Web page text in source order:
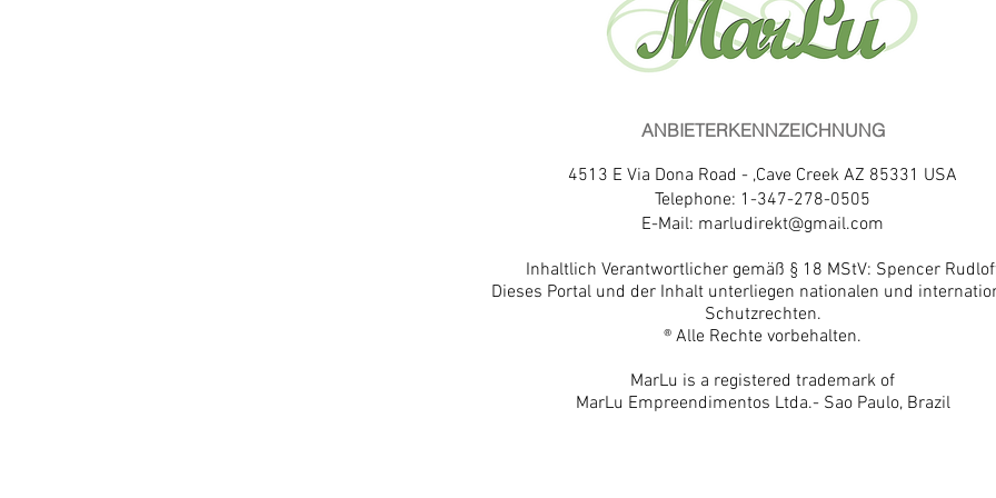
ANBIETERKENNZEICHNUNG
4513 E Via Dona Road - ,Cave Creek AZ 85331 USA
Telephone: 1-347-278-0505
E-Mail: marludirekt@gmail.com
Inhaltlich Verantwortlicher gemäß § 18 MStV: Spencer
Dieses Portal und der Inhalt unterliegen nationalen und
Schutzrechten.
® Alle Rechte vorbehalten.
MarLu is a registered trademark of
MarLu Empreendimentos Ltda.- Sao Paulo, Brazil